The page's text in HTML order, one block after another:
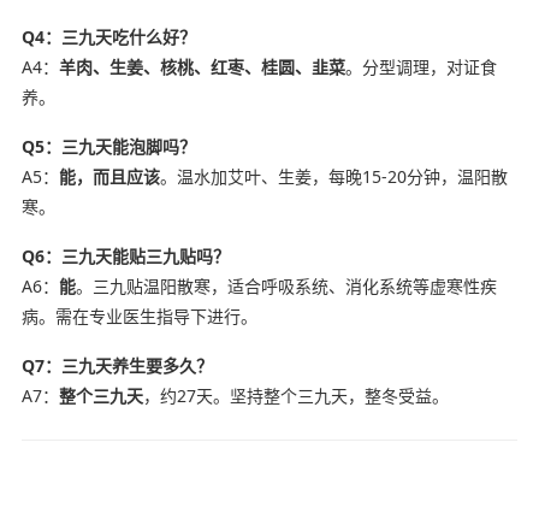
Q4：三九天吃什么好？
A4： 羊肉、生姜、核桃、红枣、桂圆、韭菜。分型调理，对证食
养。
Q5：三九天能泡脚吗？
A5： 能，而且应该。温水加艾叶、生姜，每晚15-20分钟，温阳散
寒。
Q6：三九天能贴三九贴吗？
A6： 能。三九贴温阳散寒，适合呼吸系统、消化系统等虚寒性疾
病。需在专业医生指导下进行。
Q7：三九天养生要多久？
A7： 整个三九天，约27天。坚持整个三九天，整冬受益。